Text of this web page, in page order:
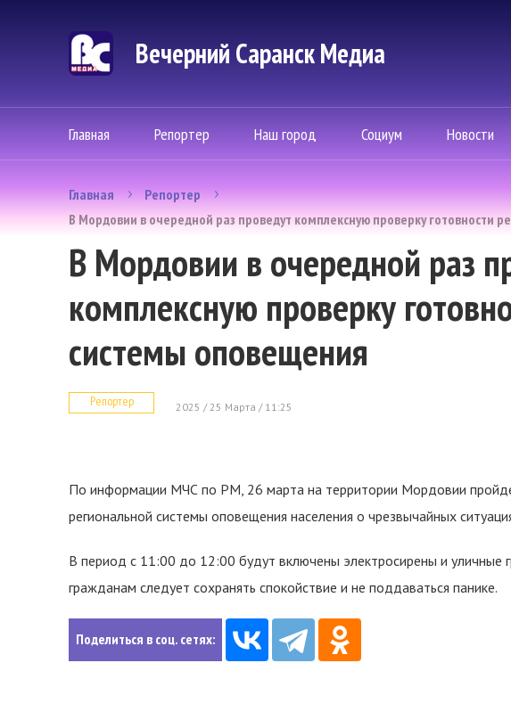
Вечерний Саранск Mедиа
Главная Репортер Наш город Социум Новости
Главная
Репортер
В Мордовии в очередной раз проведут комплексную проверку готовности
В Мордовии в очередной раз
комплексную проверку
системы оповещения
Репортер 2025 / 25 Марта / 11:25
По информации МЧС по РМ, 26 марта на территории Мордовии
региональной системы оповещения населения о чрезвычайных
В период с 11:00 до 12:00 будут включены электросирены и уличные
гражданам следует сохранять спокойствие и не поддаваться панике.
Поделиться в соц. сетях: